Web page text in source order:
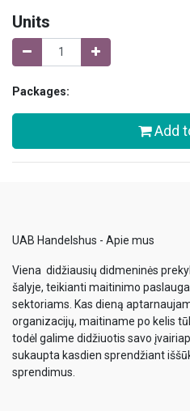
Units
Packages:
Add
UAB Handelshus - Apie mus
Viena didžiausių didmeninės
šalyje, teikianti maitinimo
sektoriams. Kas dieną
organizacijų, maitiname po kelis
todėl galime didžiuotis savo
sukaupta kasdien sprendžiant
sprendimus.